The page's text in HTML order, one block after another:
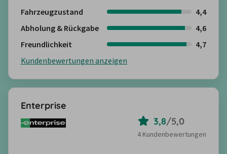
Fahrzeugzustand
4,4
Abholung & Rückgabe
4,6
Freundlichkeit
4,7
Kundenbewertungen anzeigen
Enterprise
3,8/5,0
4 Kundenbewertungen